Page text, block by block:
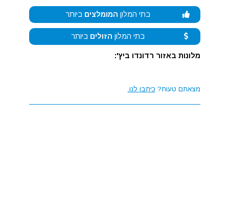
בתי המלון המומלצים ביותר
בתי המלון הזולים ביותר
מלונות באזור רדונדו ביץ':
מצאתם טעות? כיתבו לנו.